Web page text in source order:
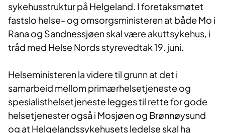
sykehusstruktur på Helgeland. I foretaksmøtet
fastslo helse- og omsorgsministeren at både Mo i
Rana og Sandnessjøen skal være akuttsykehus, i
tråd med Helse Nords styrevedtak 19. juni.
Helseministeren la videre til grunn at det i
samarbeid mellom primærhelsetjeneste og
spesialisthelsetjeneste legges til rette for gode
helsetjenester også i Mosjøen og Brønnøysund
og at Helgelandssykehusets ledelse skal ha